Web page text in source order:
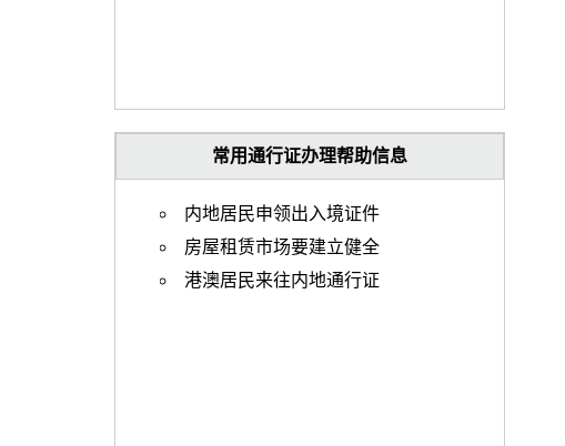
常用通行证办理帮助信息
内地居民申领出入境证件
房屋租赁市场要建立健全
港澳居民来往内地通行证